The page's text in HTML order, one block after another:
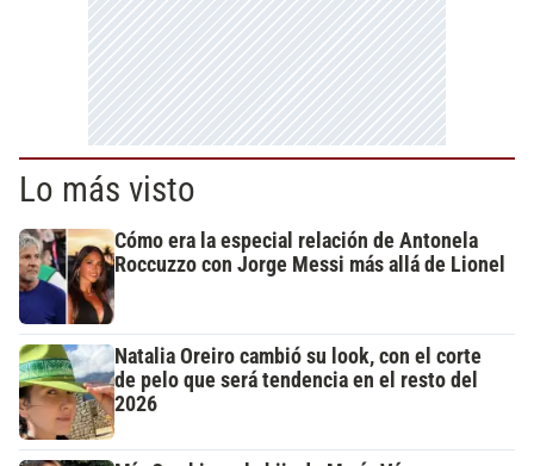
Lo más visto
Cómo era la especial relación de Antonela
Roccuzzo con Jorge Messi más allá de Lionel
Natalia Oreiro cambió su look, con el corte
de pelo que será tendencia en el resto del
2026